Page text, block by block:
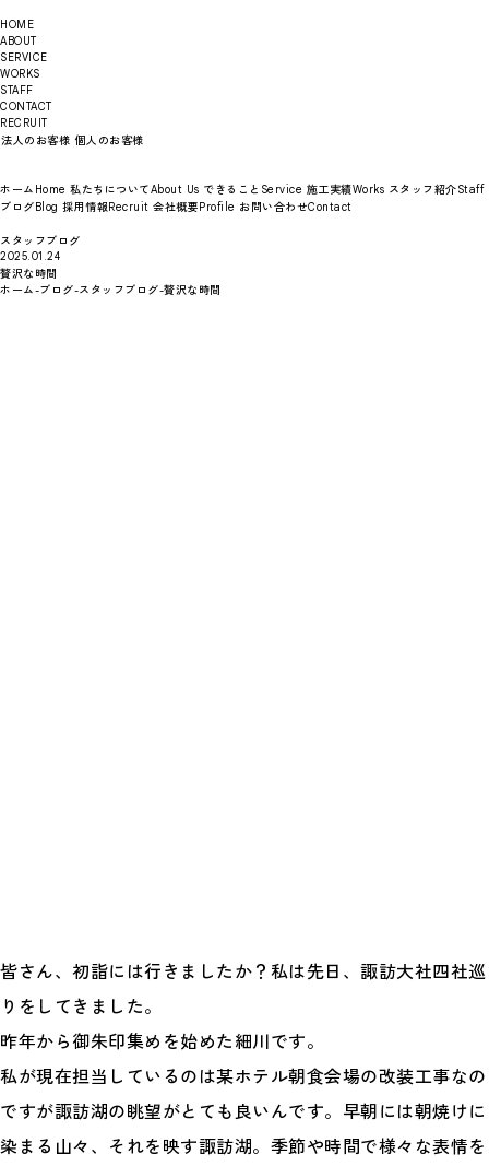
HOME
ABOUT
SERVICE
WORKS
STAFF
CONTACT
RECRUIT
法人のお客様 個人のお客様
ホーム Home 私たちについてAbout Us できること Service 施工実績Works スタッフ紹介Staff
ブログBlog 採用情報Recruit 会社概要Profile お問い合わせContact
スタッフブログ
2025.01.24
贅沢な時間
ホーム-ブログ-スタッフブログ-贅沢な時間
皆さん、初詣には行きましたか？私は先日、諏訪大社四社巡
りをしてきました。
昨年から御朱印集めを始めた細川です。
私が現在担当しているのは某ホテル朝食会場の改装工事なの
ですが諏訪湖の眺望がとても良いんです。早朝には朝焼けに
染まる山々、それを映す諏訪湖。季節や時間で様々な表情を